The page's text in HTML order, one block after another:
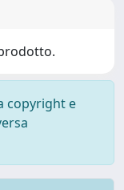
copyright e